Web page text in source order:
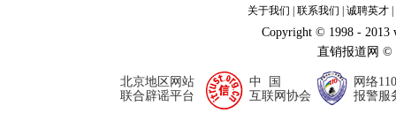
关于我们 联系我们 诚聘英才
Copyright © 1998 - 2013
直销报道网
北京地区网站
联合辟谣平台
中 国
互联网协会
网络110
报警服